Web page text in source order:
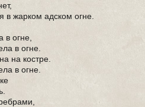
жарком адском огне.
в огне,
в огне.
на костре.
в огне.